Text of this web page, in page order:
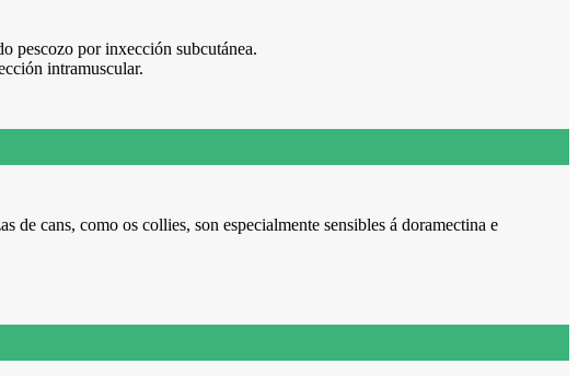
pescozo por inxección subcutánea.
intramuscular.
de cans, como os collies, son especialmente sensibles á doramectina e